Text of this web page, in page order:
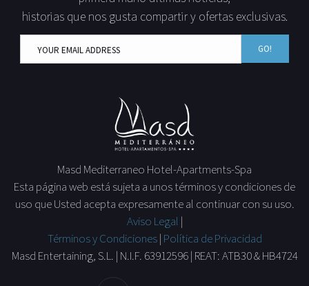
historias que nos gusta compartir y ofertas exclusivas.
GO!
Masd Mediterraneo Hotel-Apartments-Spa
Esta página web está sujeta a unos términos y condiciones de
uso que Usted acepta expresamente al continuar con su uso.
Aviso Legal |
Términos y Condiciones| Política de Privacidad
Masd Entertaining, S.L. | N.I.F. 63912596 | REAT: ATB30 & HB4724